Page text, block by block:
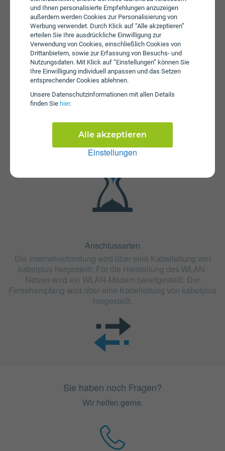
und Ihnen personalisierte Empfehlungen anzuzeigen
außerdem werden Cookies zur Personalisierung von
Werbung verwendet. Durch Klick auf “Alle akzeptieren”
erteilen Sie Ihre ausdrückliche Einwilligung zur
Verwendung von Cookies, einschließlich Cookies von
Drittanbietern, sowie zur Erfassung von Besuchs- und
Nutzungsdaten. Mit Klick auf “Einstellungen” können Sie
Ihre Einwilligung individuell anpassen und das Setzen
entsprechender Cookies ablehnen.
Unsere Daten­schutz­informationen mit allen Details
finden Sie hier.
Einstellungen
Alle akzeptieren
Gebühren von bis zu € 119,90 an. Die Einmalkosten
können sich durch eine längere Bindungsfrist reduzieren.
Der Tarif kabelCOMPLETE Medium ist mit 12 Monaten
oder mit 24 Monaten Bindung erhältlich. Die
Kündigungsfrist beträgt 2 Monate.
Anschlussarten
Die Internetverbindung wird über eine Kabelleitung von
kabelplus hergestellt. Für die Herstellung des WLAN-
Netzes wird ein WLAN-Modem bereitgestellt. Der
Fersehempfang wird über eine Kabelleitung von kabelplus
hergestellt.
Sie haben noch Fragen?
Wir helfen gerne.